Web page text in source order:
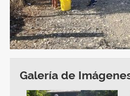
Galería de